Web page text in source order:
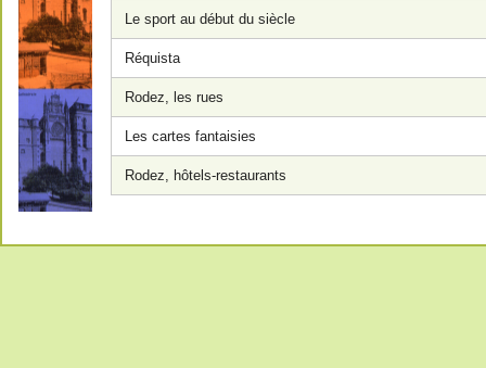
Le sport au début du siècle
Réquista
Rodez, les rues
Les cartes fantaisies
Rodez, hôtels-restaurants